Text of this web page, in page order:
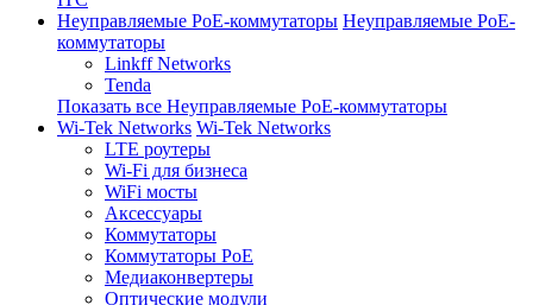
Неуправляемые PoE-коммутаторы Неуправляемые PoE-
коммутаторы
Linkff Networks
Tenda
Показать все Неуправляемые PoE-коммутаторы
Wi-Tek Networks Wi-Tek Networks
LTE роутеры
Wi-Fi для бизнеса
WiFi мосты
Аксессуары
Коммутаторы
Коммутаторы PoE
Медиаконвертеры
Оптические модули